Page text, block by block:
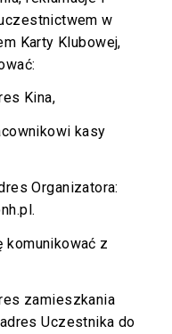
w
Karty Klubowej,
Kina,
kasy
Organizatora:
.
komunikować z
zamieszkania
Uczestnika do